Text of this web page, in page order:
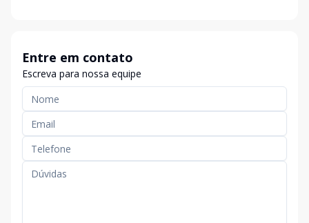
Entre em contato
Escreva para nossa equipe